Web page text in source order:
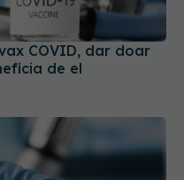
COVID, dar doar
de el